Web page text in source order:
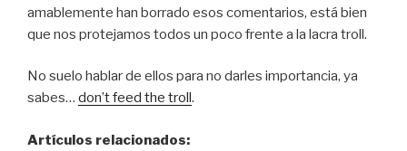
amablemente han borrado esos comentarios, está bien
que nos protejamos todos un poco frente a la lacra troll.
No suelo hablar de ellos para no darles importancia, ya
sabes… don’t feed the troll.
Artículos relacionados: